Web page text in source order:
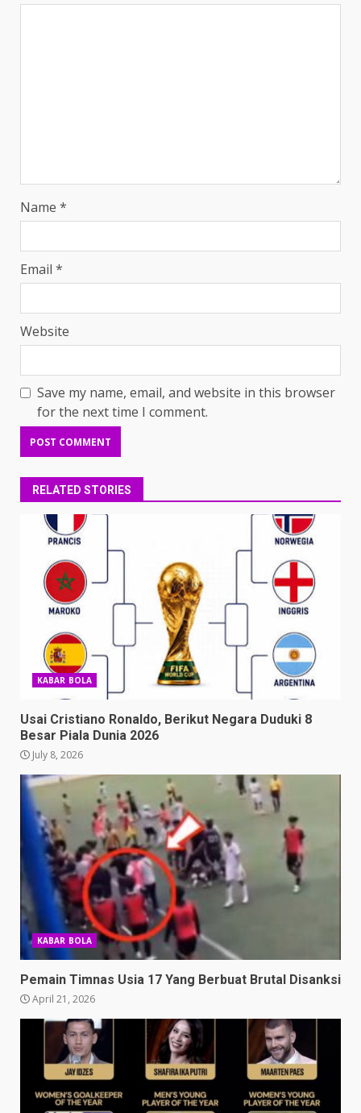
Name *
Email *
Website
Save my name, email, and website in this browser
for the next time I comment.
RELATED STORIES
KABAR BOLA
Usai Cristiano Ronaldo, Berikut Negara Duduki 8
Besar Piala Dunia 2026
July 8, 2026
KABAR BOLA
Pemain Timnas Usia 17 Yang Berbuat Brutal Disanksi
April 21, 2026